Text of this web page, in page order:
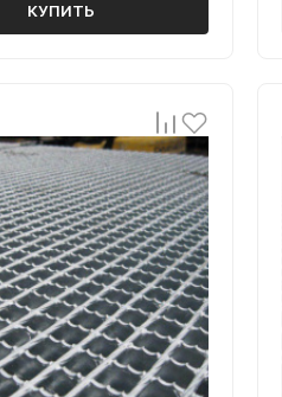
КУПИТЬ